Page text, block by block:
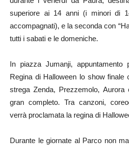
superiore ai 14 anni (i minori di
accompagnati), e la seconda con
tutti i sabati e le domeniche.
In piazza Jumanji,
Regina di Halloween lo show finale
strega Zenda, Prezzemolo,
gran completo. Tra canzoni,
verrà proclamata la regina di
Durante le giornate al Parco non